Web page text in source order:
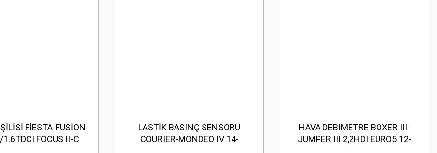
FİESTA-FUSİON
FOCUS II-C
LASTİK BASINÇ SENSÖRÜ
COURIER-MONDEO IV 14-
HAVA DEBIMETRE BOXER III-
JUMPER III 2,2HDI EURO5 12-